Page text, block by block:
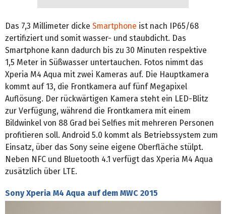
Das 7,3 Millimeter dicke Smartphone ist nach IP65/68
zertifiziert und somit wasser- und staubdicht. Das
Smartphone kann dadurch bis zu 30 Minuten respektive
1,5 Meter in Süßwasser untertauchen. Fotos nimmt das
Xperia M4 Aqua mit zwei Kameras auf. Die Hauptkamera
kommt auf 13, die Frontkamera auf fünf Megapixel
Auflösung. Der rückwärtigen Kamera steht ein LED-Blitz
zur Verfügung, während die Frontkamera mit einem
Bildwinkel von 88 Grad bei Selfies mit mehreren Personen
profitieren soll. Android 5.0 kommt als Betriebssystem zum
Einsatz, über das Sony seine eigene Oberfläche stülpt.
Neben NFC und Bluetooth 4.1 verfügt das Xperia M4 Aqua
zusätzlich über LTE.
Sony Xperia M4 Aqua auf dem MWC 2015